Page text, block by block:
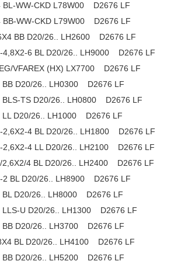
BL-WW-CKD L78W00 D2676 LF
BB-WW-CKD L79W00 D2676 LF
BB D20/26.. LH2600 D2676 LF
4,8X2-6 BL D20/26.. LH9000 D2676 LF
VFAREX (HX) LX7700 D2676 LF
BB D20/26.. LH0300 D2676 LF
BLS-TS D20/26.. LH0800 D2676 LF
LL D20/26.. LH1000 D2676 LF
2,6X2-4 BL D20/26.. LH1800 D2676 LF
2,6X2-4 LL D20/26.. LH2100 D2676 LF
2,6X2/4 BL D20/26.. LH2400 D2676 LF
2 BL D20/26.. LH8900 D2676 LF
BL D20/26.. LH8000 D2676 LF
LLS-U D20/26.. LH1300 D2676 LF
BB D20/26.. LH3700 D2676 LF
BL D20/26.. LH4100 D2676 LF
BB D20/26.. LH5200 D2676 LF